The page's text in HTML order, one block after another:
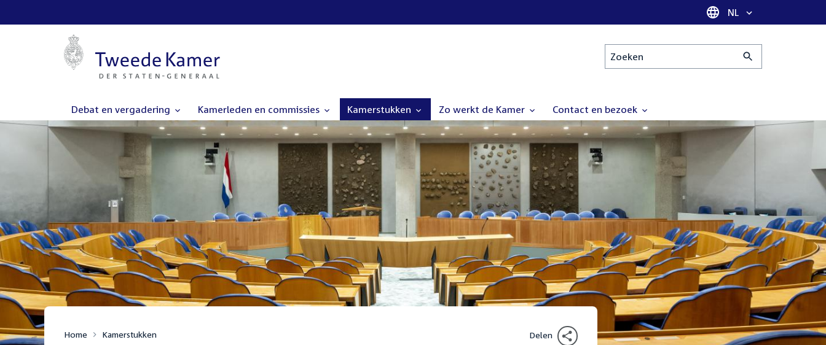
Taal selectie
NL
Zoeken
Debat en vergadering Kamerleden en commissies Kamerstukken Zo werkt de Kamer Contact en bezoek
Home Kamerstukken Delen